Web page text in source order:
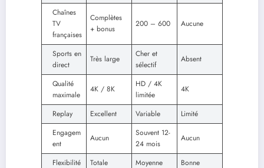
Chaînes
TV
françaises
Complètes
+ bonus
200 – 600 Aucune
Sports en
direct
Très large
Cher et
sélectif
Absent
Qualité
maximale
4K / 8K
HD / 4K
limitée
4K
Replay Excellent Variable
Limité
Engagem
ent
Aucun
Souvent 12-
24 mois
Aucun
Flexibilité Totale Moyenne Bonne